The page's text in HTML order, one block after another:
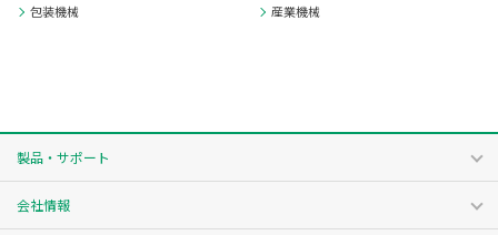
包装機械 産業機械
製品・サポート
会社情報